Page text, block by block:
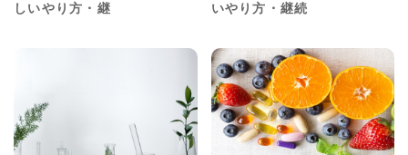
しいやり方・継
いやり方・継続